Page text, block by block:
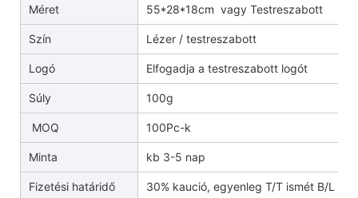
Méret 55*28*18cm vagy Testreszabott
Szín Lézer / testreszabott
Logó Elfogadja a testreszabott logót
Súly 100g
MOQ 100Pc-k
Minta kb 3-5 nap
Fizetési határidő 30% kaució, egyenleg T/T ismét B/L